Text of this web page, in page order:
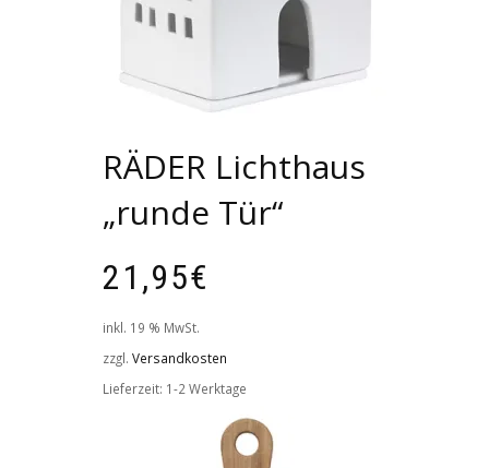
RÄDER Lichthaus
„runde Tür“
21,95€
inkl. 19 % MwSt.
zzgl. Versandkosten
Lieferzeit: 1-2 Werktage